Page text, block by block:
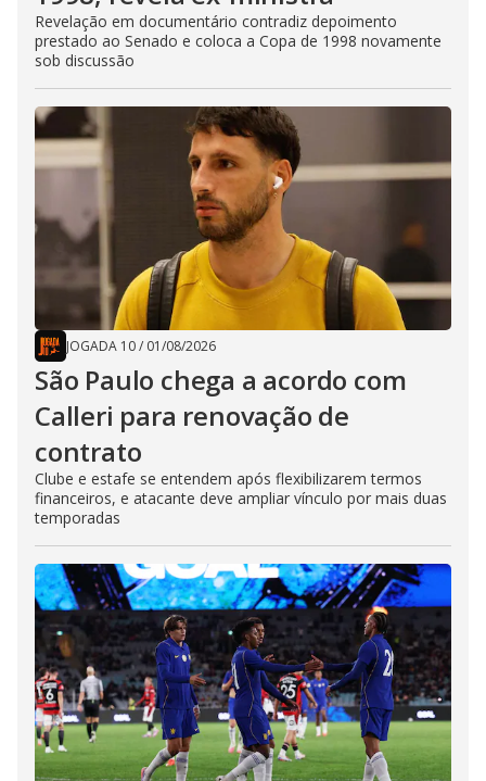
Revelação em documentário contradiz depoimento
prestado ao Senado e coloca a Copa de 1998 novamente
sob discussão
JOGADA 10/ 01/08/2026
São Paulo chega a acordo com
Calleri para renovação de
contrato
Clube e estafe se entendem após flexibilizarem termos
financeiros, e atacante deve ampliar vínculo por mais duas
temporadas